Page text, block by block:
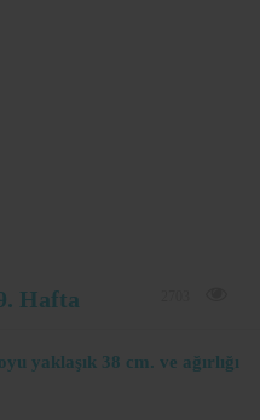
Hafta
yaklaşık 38 cm. ve ağırlığı